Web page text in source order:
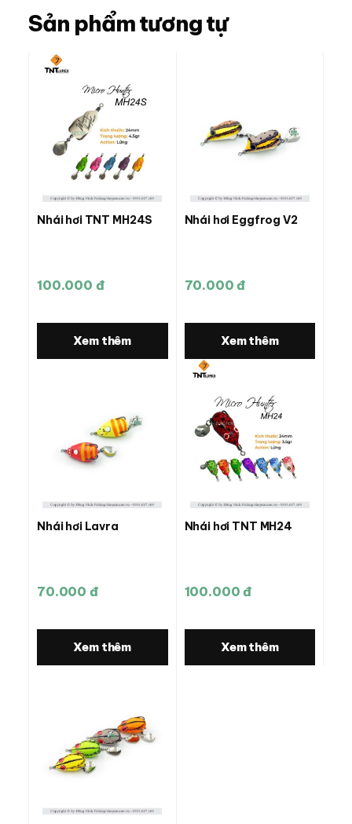
Sản phẩm tương tự
Nhái hơi TNT MH24S
100.000 đ
Xem thêm
Nhái hơi Eggfrog V2
70.000 đ
Xem thêm
Nhái hơi Lavra
70.000 đ
Xem thêm
Nhái hơi TNT MH24
100.000 đ
Xem thêm